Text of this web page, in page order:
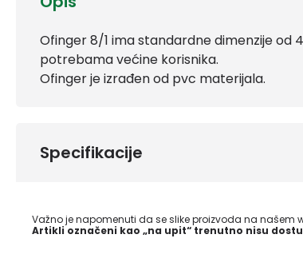
Ofinger 8/1 ima standardne dimenzije od
potrebama većine korisnika.
Ofinger je izrađen od pvc materijala.
Specifikacije
Važno je napomenuti da se slike proizvoda na
Artikli označeni kao „na upit“ trenutno nisu